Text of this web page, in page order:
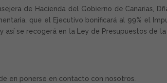
de Hacienda del Gobierno de Canarias,
que el Ejecutivo bonificará al 99% el
así se recogerá en la Ley de Presupuestos de
en ponerse en contacto con nosotros.